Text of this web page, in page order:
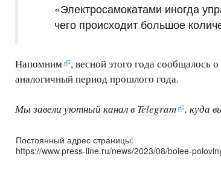
«Электросамокатами иногда
чего происходит большое
Напомним
, весной этого года сообщалось
аналогичный период прошлого года.
Мы завели уютный канал в Telegram , куда
Постоянный адрес страницы:
https://www.press-line.ru/news/2023/08/bolee-